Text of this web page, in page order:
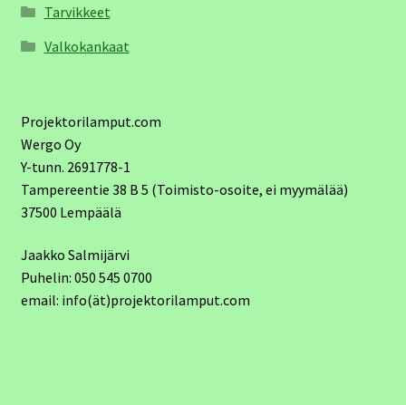
Tarvikkeet
Valkokankaat
Projektorilamput.com
Wergo Oy
Y-tunn. 2691778-1
Tampereentie 38 B 5 (Toimisto-osoite, ei myymälää)
37500 Lempäälä
Jaakko Salmijärvi
Puhelin: 050 545 0700
email: info(ät)projektorilamput.com